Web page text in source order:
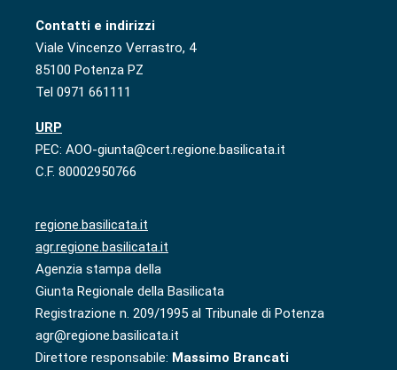
Contatti e indirizzi
Viale Vincenzo Verrastro, 4
85100 Potenza PZ
Tel 0971 661111
URP
PEC: AOO-giunta@cert.regione.basilicata.it
C.F. 80002950766
regione.basilicata.it
agr.regione.basilicata.it
Agenzia stampa della
Giunta Regionale della Basilicata
Registrazione n. 209/1995 al Tribunale di Potenza
agr@regione.basilicata.it
Direttore responsabile: Massimo Brancati